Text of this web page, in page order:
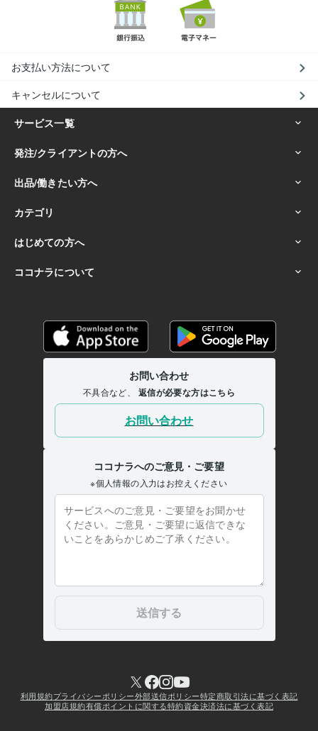
お支払い方法について
キャンセルについて